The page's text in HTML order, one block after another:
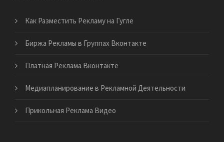
Как Разместить Рекламу на Гугле
Биржа Рекламы в Группах Вконтакте
Платная Реклама Вконтакте
Медиапланирование в Рекламной Деятельности
Прикольная Реклама Видео